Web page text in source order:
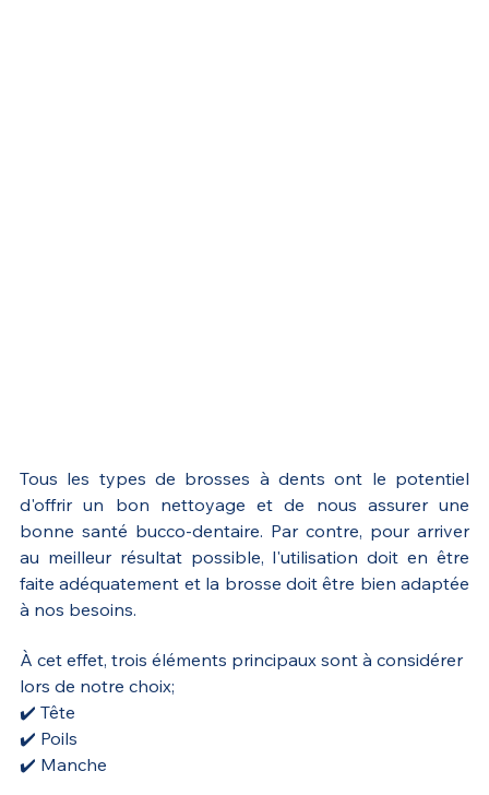
Tous les types de brosses à dents ont le potentiel
d'offrir un bon nettoyage et de nous assurer une
bonne santé bucco-dentaire. Par contre, pour arriver
au meilleur résultat possible, l'utilisation doit en être
faite adéquatement et la brosse doit être bien adaptée
à nos besoins.
À cet effet, trois éléments principaux sont à considérer
lors de notre choix;
✔️ Tête
✔️ Poils
✔️ Manche